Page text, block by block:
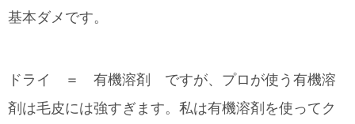
基本ダメです。
ドライ ＝ 有機溶剤 ですが、プロが使う有機溶
剤は毛皮には強すぎます。私は有機溶剤を使ってク